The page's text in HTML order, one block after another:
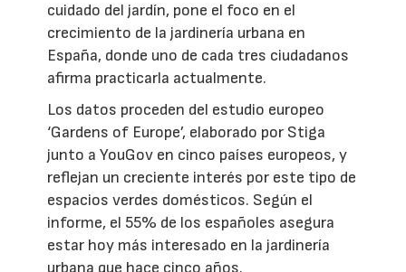
cuidado del jardín, pone el foco en el
crecimiento de la jardinería urbana en
España, donde uno de cada tres ciudadanos
afirma practicarla actualmente.
Los datos proceden del estudio europeo
‘Gardens of Europe’, elaborado por Stiga
junto a YouGov en cinco países europeos, y
reflejan un creciente interés por este tipo de
espacios verdes domésticos. Según el
informe, el 55% de los españoles asegura
estar hoy más interesado en la jardinería
urbana que hace cinco años.